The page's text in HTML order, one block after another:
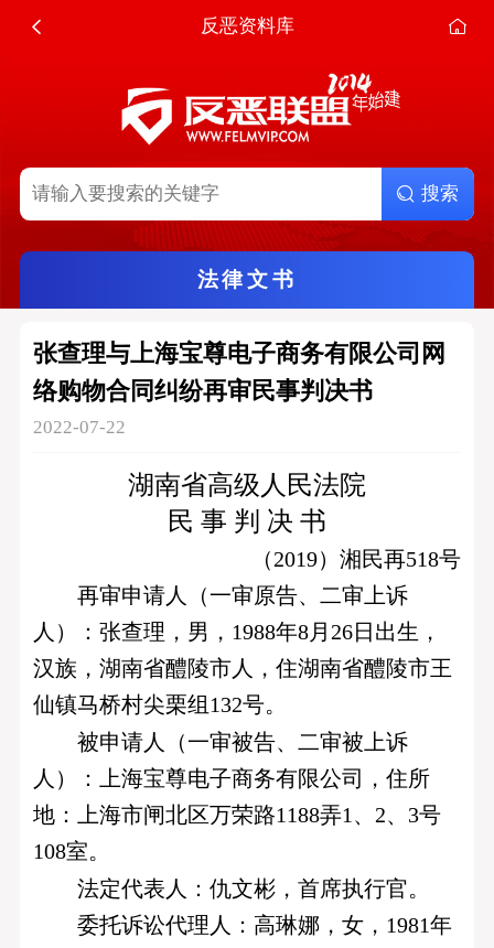
反恶资料库
搜索
法律文书
张查理与上海宝尊电子商务有限公司网
络购物合同纠纷再审民事判决书
2022-07-22
湖南省高级人民法院
民 事 判 决 书
（2019）湘民再518号
再审申请人（一审原告、二审上诉
人）：张查理，男，1988年8月26日出生，
汉族，湖南省醴陵市人，住湖南省醴陵市王
仙镇马桥村尖栗组132号。
被申请人（一审被告、二审被上诉
人）：上海宝尊电子商务有限公司，住所
地：上海市闸北区万荣路1188弄1、2、3号
108室。
法定代表人：仇文彬，首席执行官。
委托诉讼代理人：高琳娜，女，1981年